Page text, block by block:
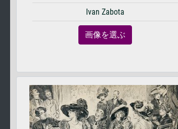
Ivan Zabota
画像を選ぶ